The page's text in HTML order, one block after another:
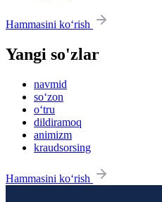
Hammasini ko‘rish
Yangi so'zlar
navmid
so‘zon
o‘tru
dildiramoq
animizm
kraudsorsing
Hammasini ko‘rish